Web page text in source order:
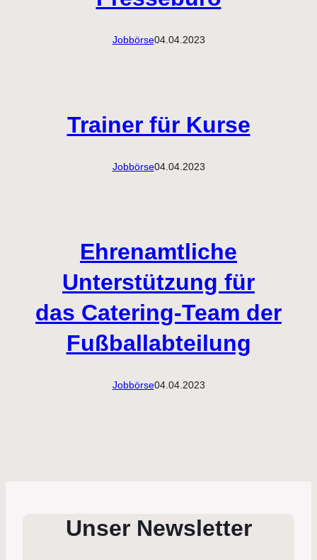
Jobbörse04.04.2023
Trainer für Kurse
Jobbörse04.04.2023
Ehrenamtliche
Unterstützung für
das Catering-Team der
Fußballabteilung
Jobbörse04.04.2023
Unser Newsletter